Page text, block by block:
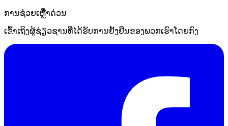
ການຊ່ວຍເຫຼືໍາດ່ວນ
ເຂົ້າເຖິງຜູ້ຊ່ຽວຊານທີ່ໄດ້ຮັບການຢັ້ງຢືນຂອງພວກເຮົາໂດຍກົງ